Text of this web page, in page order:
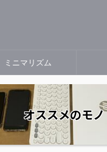
ミニマリズム
オススメのモノ